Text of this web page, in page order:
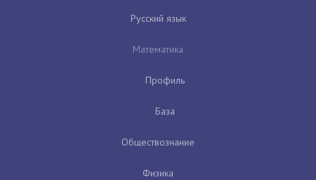
Русский язык
Математика
Профиль
База
Обществознание
Физика